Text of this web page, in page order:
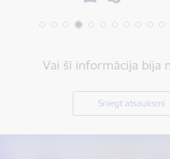
Vai šī informācija bija
Sniegt atsauksmi